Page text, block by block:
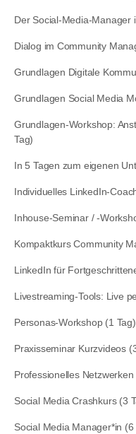
Der Social-Media-Manager
Dialog im Community
Grundlagen Digitale
Grundlagen Social Media
Grundlagen-Workshop:
Tag)
In 5 Tagen zum eigenen
Individuelles LinkedIn-
Inhouse-Seminar / -
Kompaktkurs Community
LinkedIn für
Livestreaming-Tools: Live
Personas-Workshop (1 Tag)
Praxisseminar Kurzvideos
Professionelles
Social Media Crashkurs (3
Social Media Manager*in